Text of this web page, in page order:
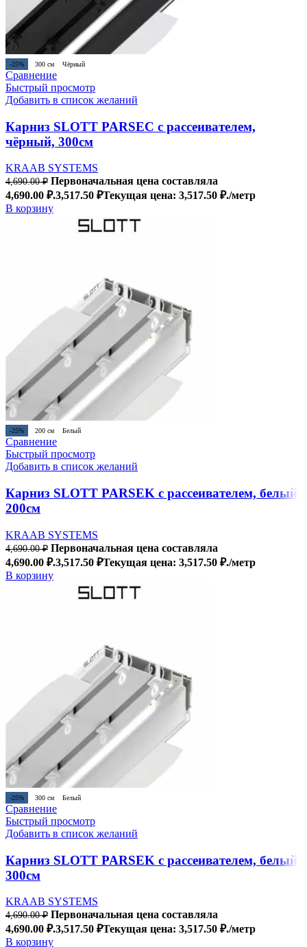
-25% 300 см Чёрный
Сравнение
Быстрый просмотр
Добавить в список желаний
Карниз SLOTT PARSEC с рассеивателем,
чёрный, 300см
KRAAB SYSTEMS
4,690.00₽ Первоначальная цена составляла
4,690.00 ₽.3,517.50 ₽Текущая цена: 3,517.50 ₽./метр
В корзину
-25% 200 см Белый
Сравнение
Быстрый просмотр
Добавить в список желаний
Карниз SLOTT PARSEK с рассеивателем, белый,
200см
KRAAB SYSTEMS
4,690.00₽ Первоначальная цена составляла
4,690.00 ₽.3,517.50 ₽Текущая цена: 3,517.50 ₽./метр
В корзину
-25% 300 см Белый
Сравнение
Быстрый просмотр
Добавить в список желаний
Карниз SLOTT PARSEK с рассеивателем, белый,
300см
KRAAB SYSTEMS
4,690.00₽ Первоначальная цена составляла
4,690.00 ₽.3,517.50 ₽Текущая цена: 3,517.50 ₽./метр
В корзину